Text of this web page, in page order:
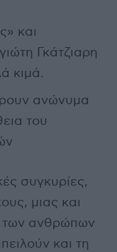
και
Γκάτζιαρη
κιμά.
ανώνυμα
του
συγκυρίες,
μιας και
των ανθρώπων
και τη